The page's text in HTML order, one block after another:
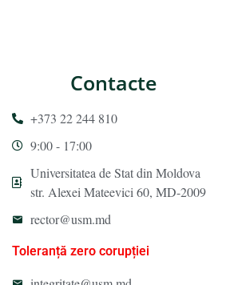
Contacte
+373 22 244 810
9:00 - 17:00
Universitatea de Stat din Moldova
str. Alexei Mateevici 60, MD-2009
rector@usm.md
Toleranță zero corupției